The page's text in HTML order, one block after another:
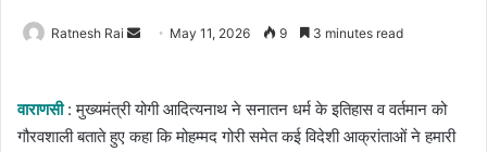
Ratnesh Rai
Send May 11, 2026 9 3 minutes read
वाराणसी : मुख्यमंत्री योगी आदित्यनाथ ने सनातन धर्म के इतिहास व वर्तमान को
गौरवशाली बताते हुए कहा कि मोहम्मद गोरी समेत कई विदेशी आक्रांताओं ने हमारी